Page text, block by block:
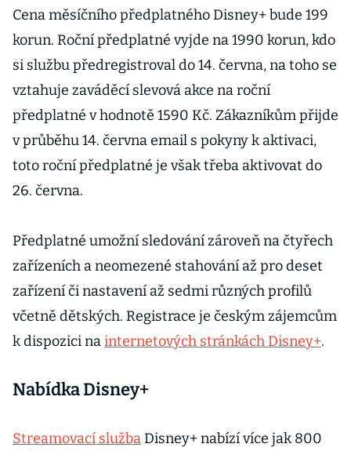
Cena měsíčního předplatného Disney+ bude 199
korun. Roční předplatné vyjde na 1990 korun, kdo
si službu předregistroval do 14. června, na toho se
vztahuje zaváděcí slevová akce na roční
předplatné v hodnotě 1590 Kč. Zákazníkům přijde
v průběhu 14. června email s pokyny k aktivaci,
toto roční předplatné je však třeba aktivovat do
26. června.
Předplatné umožní sledování zároveň na čtyřech
zařízeních a neomezené stahování až pro deset
zařízení či nastavení až sedmi různých profilů
včetně dětských. Registrace je českým zájemcům
k dispozici nainternetových stránkách Disney+.
Nabídka Disney+
Streamovací službaDisney+ nabízí více jak 800